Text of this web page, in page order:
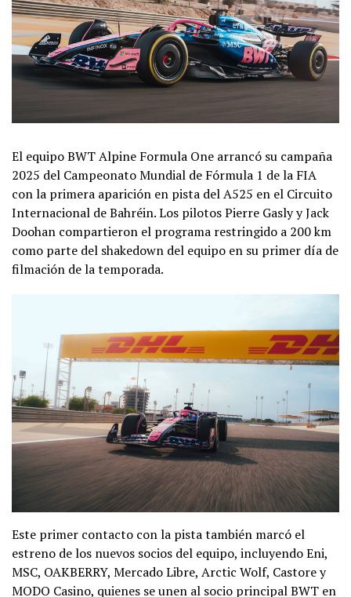
El equipo BWT Alpine Formula One arrancó su campaña
2025 del Campeonato Mundial de Fórmula 1 de la FIA
con la primera aparición en pista del A525 en el Circuito
Internacional de Bahréin. Los pilotos Pierre Gasly y Jack
Doohan compartieron el programa restringido a 200 km
como parte del shakedown del equipo en su primer día de
filmación de la temporada.
Este primer contacto con la pista también marcó el
estreno de los nuevos socios del equipo, incluyendo Eni,
MSC, OAKBERRY, Mercado Libre, Arctic Wolf, Castore y
MODO Casino, quienes se unen al socio principal BWT en